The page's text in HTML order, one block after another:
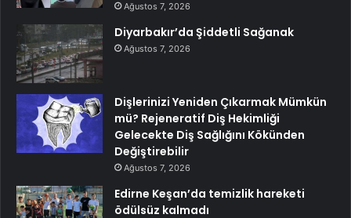
Ağustos 7, 2026
Diyarbakır’da Şiddetli Sağanak
Ağustos 7, 2026
Dişlerinizi Yeniden Çıkarmak Mümkün
mü? Rejeneratif Diş Hekimliği
Gelecekte Diş Sağlığını Kökünden
Değiştirebilir
Ağustos 7, 2026
Edirne Keşan’da temizlik hareketi
ödülsüz kalmadı